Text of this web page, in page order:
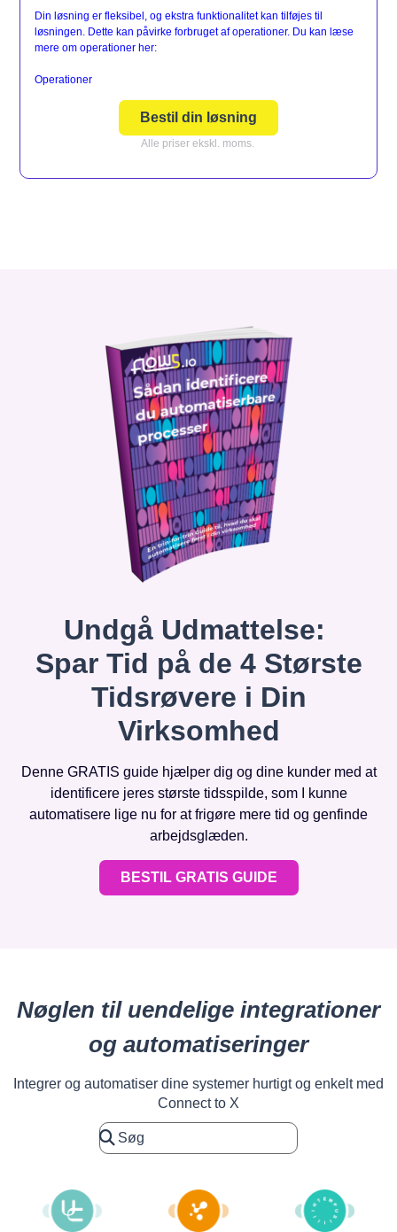
Din løsning er fleksibel, og ekstra funktionalitet kan tilføjes til
løsningen. Dette kan påvirke forbruget af operationer. Du kan læse
mere om operationer her:
Operationer
Bestil din løsning
Alle priser ekskl. moms.
Undgå Udmattelse:
Spar Tid på de 4 Største
Tidsrøvere i Din
Virksomhed
Denne GRATIS guide hjælper dig og dine kunder med at
identificere jeres største tidsspilde, som I kunne
automatisere lige nu for at frigøre mere tid og genfinde
arbejdsglæden.
BESTIL GRATIS GUIDE
Nøglen til uendelige integrationer
og automatiseringer
Integrer og automatiser dine systemer hurtigt og enkelt med
Connect to X